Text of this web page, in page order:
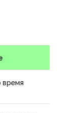
время